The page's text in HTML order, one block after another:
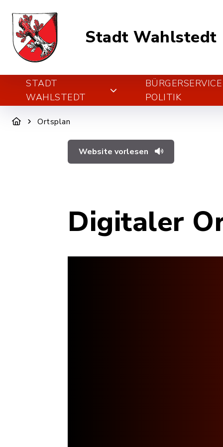
Stadt Wahlstedt
STADT
WAHLSTEDT
POLITIK
Ortsplan
Website vorlesen
Digitaler